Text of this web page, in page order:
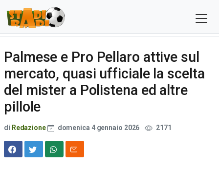
Palmese e Pro Pellaro attive sul
mercato, quasi ufficiale la scelta
del mister a Polistena ed altre
pillole
di Redazione domenica 4 gennaio 2026 2171